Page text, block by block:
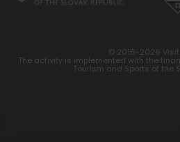
© 2016-2026 Visit
The activity is implemented with the
Tourism and Sports of the